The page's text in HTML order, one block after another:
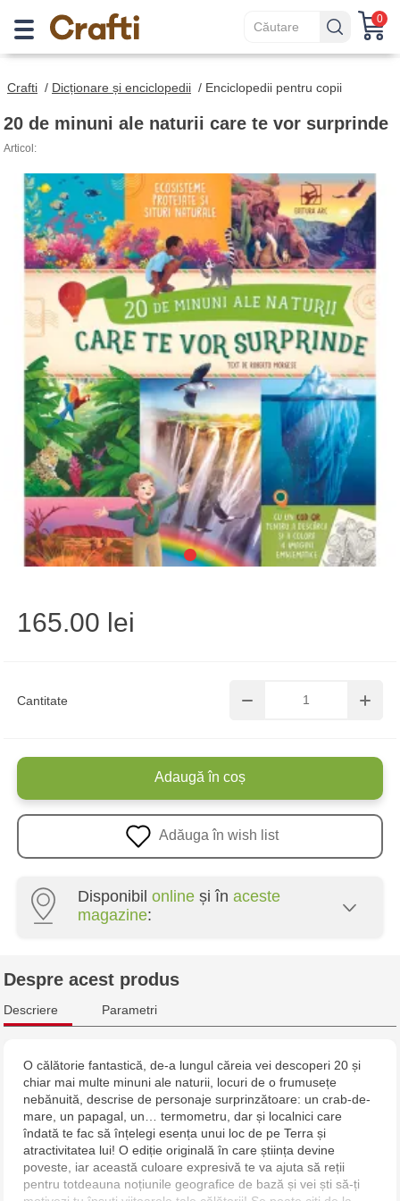
0
Crafti / Dicționare și enciclopedii / Enciclopedii pentru copii
20 de minuni ale naturii care te vor surprinde
Articol:
Cantitate
165.00 lei
Adaugă în coș
Adăuga în wish list
Disponibil online și în aceste
magazine:
Crafti Botanica - bd. Decebal, 139
Crafti Buiucani - str. Alba Iulia, 77/18
Crafti Ciocana - str. Alecu Russo, 61/6
Crafti Riscani - bd. Moscova, 2
Despre acest produs
Descriere Parametri
O călătorie fantastică, de-a lungul căreia vei descoperi 20 și
chiar mai multe minuni ale naturii, locuri de o frumusețe
nebănuită, descrise de personaje surprinzătoare: un crab-de-
mare, un papagal, un… termometru, dar și localnici care
îndată te fac să înțelegi esența unui loc de pe Terra și
atractivitatea lui! O ediție originală în care știința devine
poveste, iar această culoare expresivă te va ajuta să reții
pentru totdeauna noțiunile geografice de bază și vei ști să-ți